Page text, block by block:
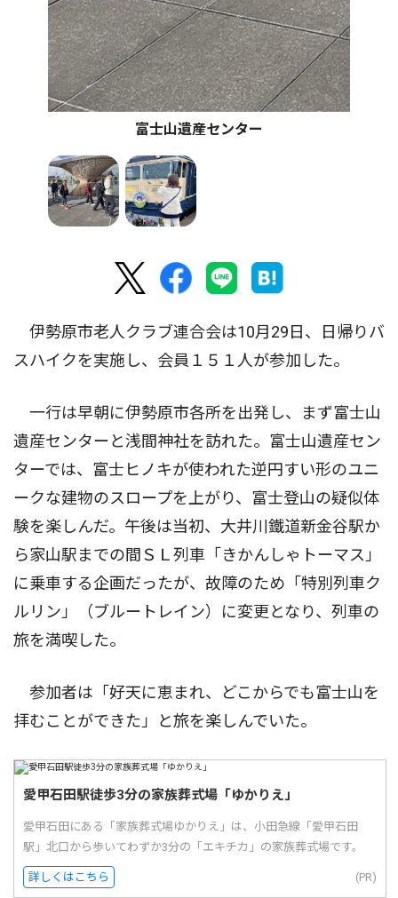
富士山遺産センター
伊勢原市老人クラブ連合会は10月29日、日帰りバ
スハイクを実施し、会員１５１人が参加した。
一行は早朝に伊勢原市各所を出発し、まず富士山
遺産センターと浅間神社を訪れた。富士山遺産セン
ターでは、富士ヒノキが使われた逆円すい形のユニ
ークな建物のスロープを上がり、富士登山の疑似体
験を楽しんだ。午後は当初、大井川鐵道新金谷駅か
ら家山駅までの間ＳＬ列車「きかんしゃトーマス」
に乗車する企画だったが、故障のため「特別列車ク
ルリン」（ブルートレイン）に変更となり、列車の
旅を満喫した。
参加者は「好天に恵まれ、どこからでも富士山を
拝むことができた」と旅を楽しんでいた。
愛甲石田駅徒歩3分の家族葬式場「ゆかりえ」
愛甲石田にある「家族葬式場ゆかりえ」は、小田急線「愛甲石田
駅」北口から歩いてわずか3分の「エキチカ」の家族葬式場です。
詳しくはこちら (PR)